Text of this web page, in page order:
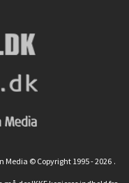
Media © Copyright 1995 - 2026 .